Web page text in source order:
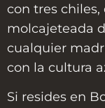
con tres chiles,
molcajeteada
cualquier
con la cultura
Si resides en